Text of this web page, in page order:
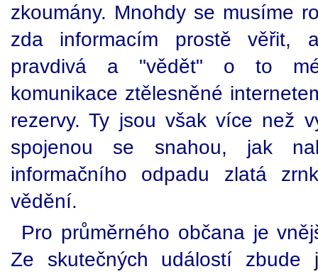
zkoumány. Mnohdy se musíme
zda informacím prostě věřit,
pravdivá a "vědět" o to
komunikace ztělesněné
rezervy. Ty jsou však více než
spojenou se snahou, jak
informačního odpadu zlatá
vědění.
Pro průměrného občana je
Ze skutečných událostí zbude